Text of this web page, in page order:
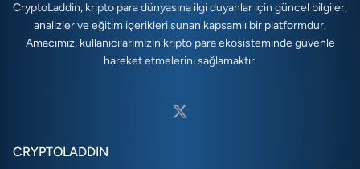
CryptoLaddin, kripto para dünyasına ilgi duyanlar için güncel bilgiler,
analizler ve eğitim içerikleri sunan kapsamlı bir platformdur.
Amacımız, kullanıcılarımızın kripto para ekosisteminde güvenle
hareket etmelerini sağlamaktır.
CRYPTOLADDIN